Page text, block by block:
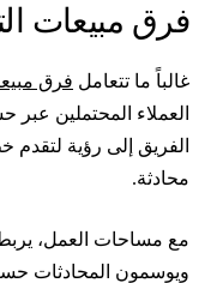
مبيعات
ما تتعاملفرق مبيعات
إلى رؤية لتقدم خط
مساحات العمل، يربط
المحادثات حسب